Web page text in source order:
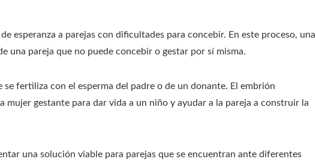
esperanza a parejas con dificultades para concebir. En este proceso, una
una pareja que no puede concebir o gestar por sí misma.
se fertiliza con el esperma del padre o de un donante. El embrión
mujer gestante para dar vida a un niño y ayudar a la pareja a construir la
una solución viable para parejas que se encuentran ante diferentes